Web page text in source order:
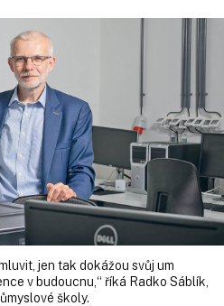
jen tak dokážou svůj um
v budoucnu,“ říká Radko Sáblík,
školy.